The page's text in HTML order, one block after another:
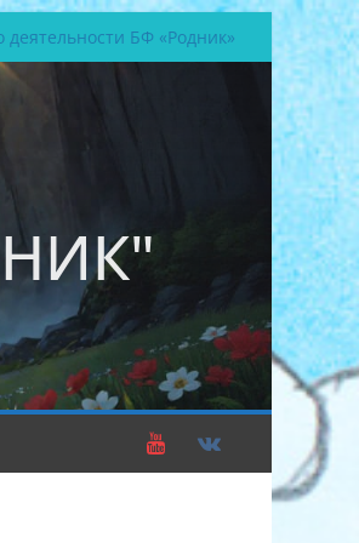
деятельности БФ «Родник»